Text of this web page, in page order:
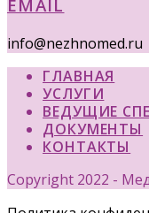
EMAIL
info@nezhnomed.ru
ГЛАВНАЯ
УСЛУГИ
ВЕДУЩИЕ
ДОКУМЕНТЫ
КОНТАКТЫ
Copyright 2022 -